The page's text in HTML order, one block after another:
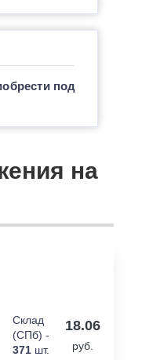
под
на
Склад
(СПб) -
371 шт.
18.06
руб.